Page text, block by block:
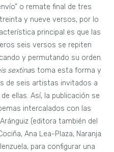
o remate final de tres
y nueve versos, por lo
principal es que las
seis versos se repiten
y permutando su orden.
sextinas toma esta forma y
de seis artistas invitados a
ellas. Así, la publicación se
intercalados con las
(editora también del
Ana Lea-Plaza, Naranja
para configurar una